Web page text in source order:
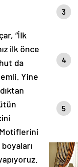
“İlk
ilk önce
da
Yine
3
4
5